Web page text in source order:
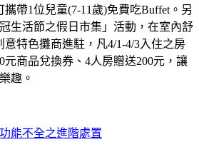
帶1位兒童(7-11歲)免費吃Buffet。另
生活節之假日市集」活動，在室內舒
特色攤商進駐，凡4/1-4/3入住之房
元商品兌換券、4人房贈送200元，讓
趣。
能不全之進階處置